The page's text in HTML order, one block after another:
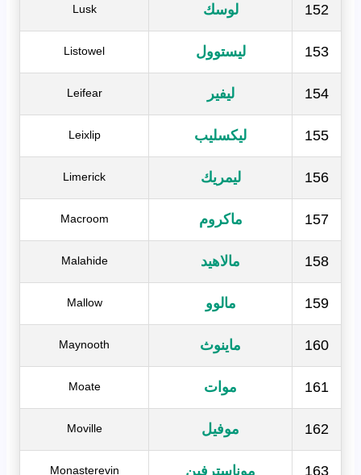
152 لوسك Lusk
153 ليستوول Listowel
154 ليفير Leifear
155 ليكسليب Leixlip
156 ليمريك Limerick
157 ماكروم Macroom
158 مالاهيد Malahide
159 مالوو Mallow
160 ماينوث Maynooth
161 موات Moate
162 موفيل Moville
163 موناسترفين Monasterevin